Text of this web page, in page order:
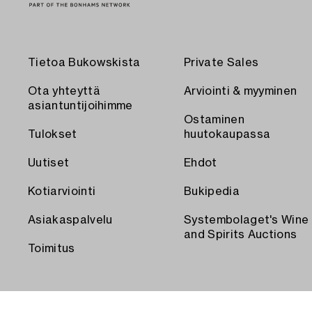
Tietoa Bukowskista
Ota yhteyttä
asiantuntijoihimme
Tulokset
Uutiset
Kotiarviointi
Asiakaspalvelu
Toimitus
Private Sales
Arviointi & myyminen
Ostaminen
huutokaupassa
Ehdot
Bukipedia
Systembolaget's Wine
and Spirits Auctions